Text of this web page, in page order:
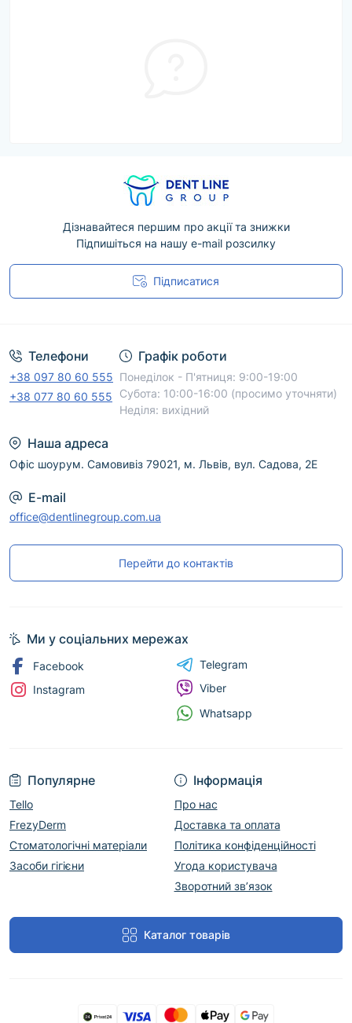
Дізнавайтеся першим про акції та знижки
Підпишіться на нашу e-mail розсилку
Підписатися
Телефони
+38 097 80 60 555
+38 077 80 60 555
Графік роботи
Понеділок - П'ятниця: 9:00-19:00
Субота: 10:00-16:00 (просимо уточняти)
Неділя: вихідний
Наша адреса
Офіс шоурум. Самовивіз 79021, м. Львів, вул. Садова, 2Е
E-mail
office@dentlinegroup.com.ua
Перейти до контактів
Популярне
Tello
FrezyDerm
Стоматологічні матеріали
Засоби гігієни
Інформація
Про нас
Доставка та оплата
Політика конфіденційності
Угода користувача
Зворотний зв’язок
Каталог товарів
Ми у соціальних мережах
Facebook
Instagram
Telegram
Viber
Whatsapp